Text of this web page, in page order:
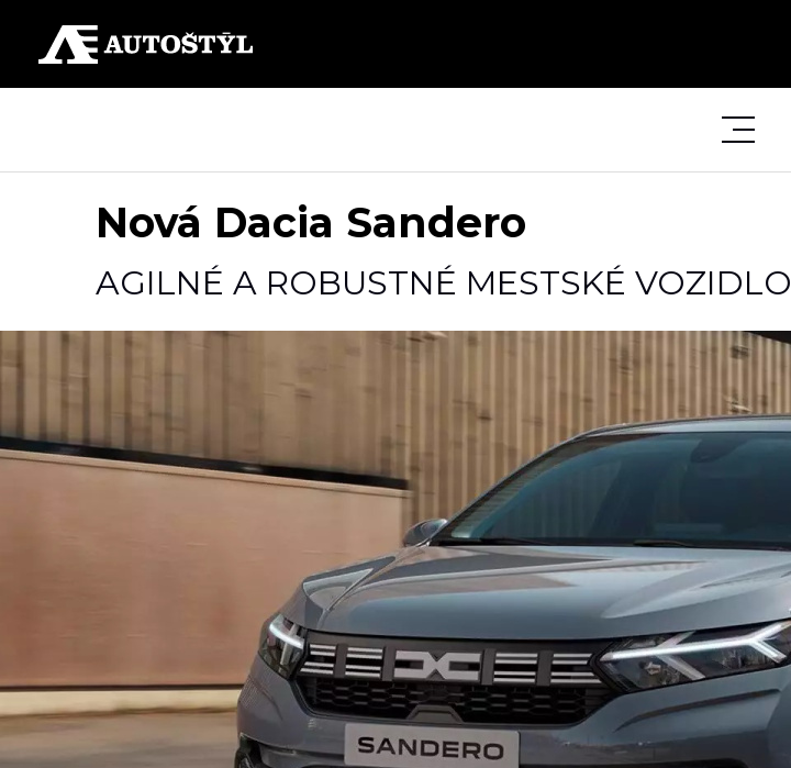
Nová Dacia Sandero
AGILNÉ A ROBUSTNÉ MESTSKÉ VOZIDLO